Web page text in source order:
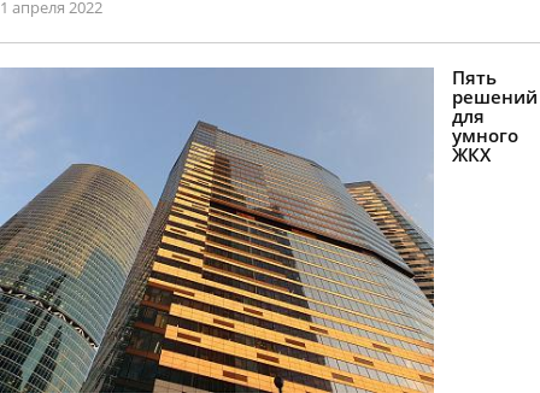
1 апреля 2022
Пять
решений
для
умного
ЖКХ